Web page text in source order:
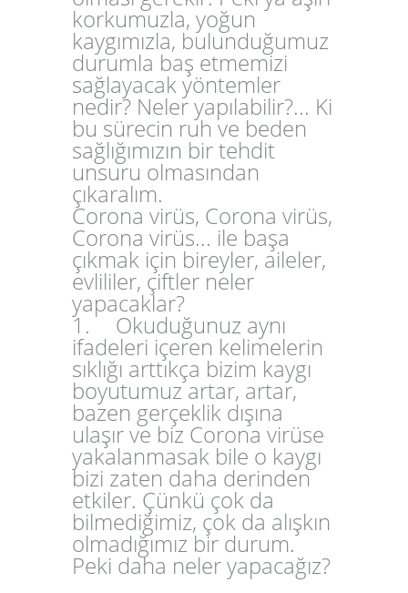
korkumuzla, yoğun
kaygımızla, bulunduğumuz
durumla baş etmemizi
sağlayacak yöntemler
nedir? Neler yapılabilir?... Ki
bu sürecin ruh ve beden
sağlığımızın bir tehdit
unsuru olmasından
çıkaralım.
Corona virüs, Corona virüs,
Corona virüs... ile başa
çıkmak için bireyler, aileler,
evlililer, çiftler neler
yapacaklar?
1. Okuduğunuz aynı
ifadeleri içeren kelimelerin
sıklığı arttıkça bizim kaygı
boyutumuz artar, artar,
bazen gerçeklik dışına
ulaşır ve biz Corona virüse
yakalanmasak bile o kaygı
bizi zaten daha derinden
etkiler. Çünkü çok da
bilmediğimiz, çok da alışkın
olmadığımız bir durum.
Peki daha neler yapacağız?